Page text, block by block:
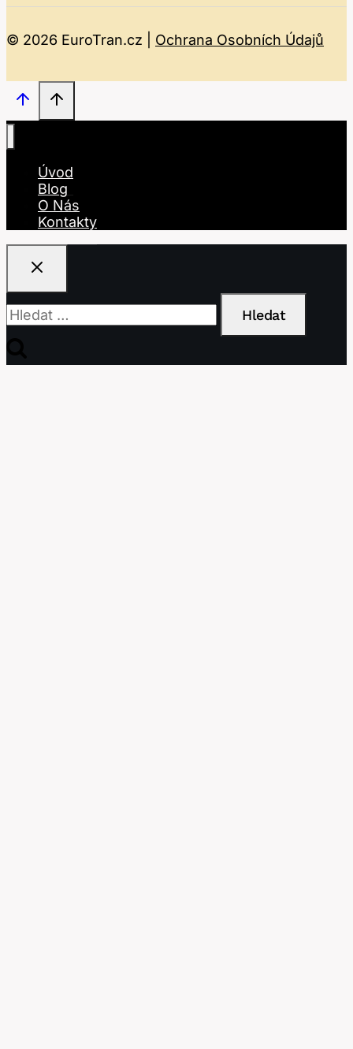
© 2026 EuroTran.cz | Ochrana Osobních Údajů
Úvod
Blog
O Nás
Kontakty
Vyhledávání